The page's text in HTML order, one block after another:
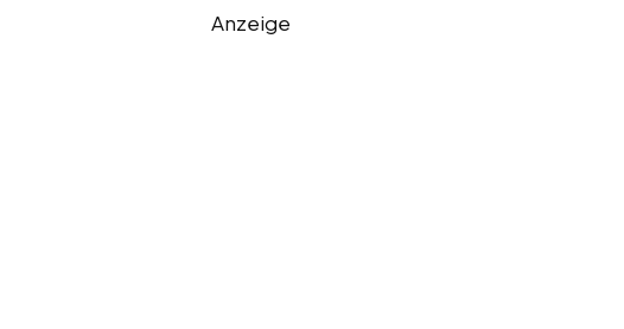
Anzeige